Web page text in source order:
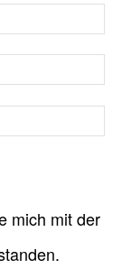
mich mit der